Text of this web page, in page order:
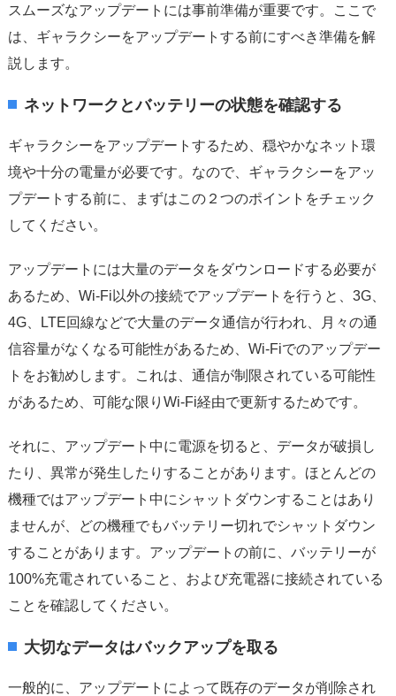
スムーズなアップデートには事前準備が重要です。ここで
は、ギャラクシーをアップデートする前にすべき準備を解
説します。
ネットワークとバッテリーの状態を確認する
ギャラクシーをアップデートするため、穏やかなネット環
境や十分の電量が必要です。なので、ギャラクシーをアッ
プデートする前に、まずはこの２つのポイントをチェック
してください。
アップデートには大量のデータをダウンロードする必要が
あるため、Wi-Fi以外の接続でアップデートを行うと、3G、
4G、LTE回線などで大量のデータ通信が行われ、月々の通
信容量がなくなる可能性があるため、Wi-Fiでのアップデー
トをお勧めします。これは、通信が制限されている可能性
があるため、可能な限りWi-Fi経由で更新するためです。
それに、アップデート中に電源を切ると、データが破損し
たり、異常が発生したりすることがあります。ほとんどの
機種ではアップデート中にシャットダウンすることはあり
ませんが、どの機種でもバッテリー切れでシャットダウン
することがあります。アップデートの前に、バッテリーが
100%充電されていること、および充電器に接続されている
ことを確認してください。
大切なデータはバックアップを取る
一般的に、アップデートによって既存のデータが削除され